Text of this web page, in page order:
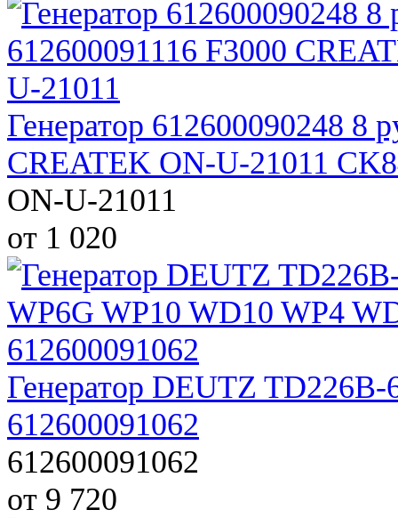
Генератор 612600090248 8
CREATEK ON-U-21011
ON-U-21011
от 1 020
Генератор DEUTZ
612600091062
612600091062
от 9 720